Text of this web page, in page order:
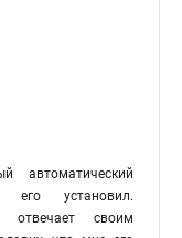
автоматический
установил.
отвечает своим